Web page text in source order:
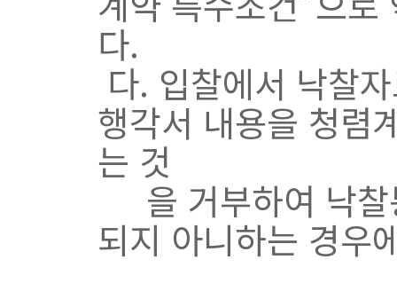
다.
다. 입찰에서 낙찰
행각서 내용을 청렴
는 것
을 거부하여 낙찰
되지 아니하는 경우